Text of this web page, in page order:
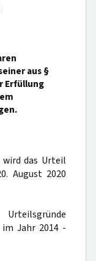
aus §
Erfüllung
wird das Urteil
August 2020
Jahr 2014 -